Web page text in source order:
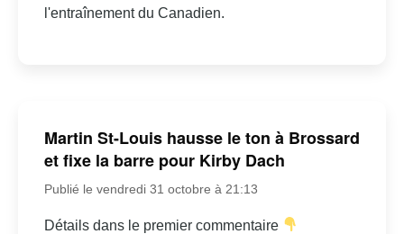
l'entraînement du Canadien.
Martin St-Louis hausse le ton à Brossard
et fixe la barre pour Kirby Dach
Publié le vendredi 31 octobre à 21:13
Détails dans le premier commentaire